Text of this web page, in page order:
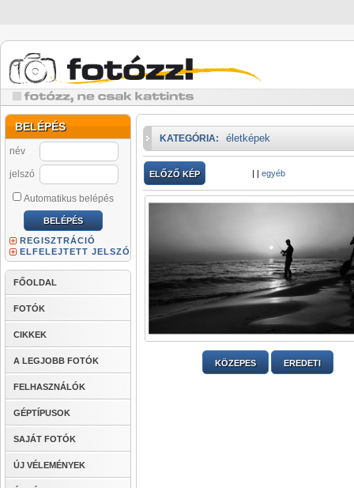
BELÉPÉS
név
jelszó
Automatikus belépés
REGISZTRÁCIÓ
ELFELEJTETT JELSZÓ
FŐOLDAL
FOTÓK
CIKKEK
A LEGJOBB FOTÓK
FELHASZNÁLÓK
GÉPTÍPUSOK
SAJÁT FOTÓK
ÚJ VÉLEMÉNYEK
KATEGÓRIA: életképek
ELŐZŐ KÉP | | egyéb
KÖZEPES EREDETI